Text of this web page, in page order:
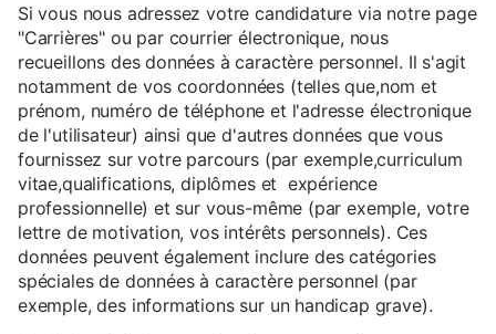
Si vous nous adressez votre candidature via notre page
"Carrières" ou par courrier électronique, nous
recueillons des données à caractère personnel. Il s'agit
notamment de vos coordonnées (telles que,nom et
prénom, numéro de téléphone et l'adresse électronique
de l'utilisateur) ainsi que d'autres données que vous
fournissez sur votre parcours (par exemple,curriculum
vitae,qualifications, diplômes et expérience
professionnelle) et sur vous-même (par exemple, votre
lettre de motivation, vos intérêts personnels). Ces
données peuvent également inclure des catégories
spéciales de données à caractère personnel (par
exemple, des informations sur un handicap grave).